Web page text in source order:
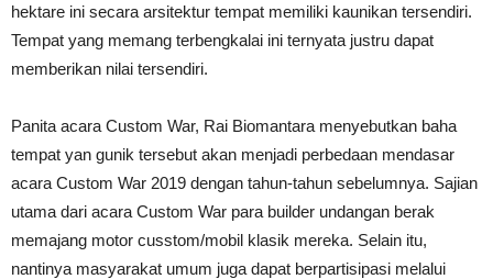
hektare ini secara arsitektur tempat memiliki kaunikan tersendiri.
Tempat yang memang terbengkalai ini ternyata justru dapat
memberikan nilai tersendiri.
Panita acara Custom War, Rai Biomantara menyebutkan baha
tempat yan gunik tersebut akan menjadi perbedaan mendasar
acara Custom War 2019 dengan tahun-tahun sebelumnya. Sajian
utama dari acara Custom War para builder undangan berak
memajang motor cusstom/mobil klasik mereka. Selain itu,
nantinya masyarakat umum juga dapat berpartisipasi melalui